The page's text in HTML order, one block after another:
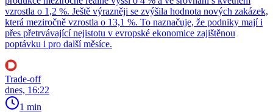
vzrostla o 1,2 %. Ještě výrazněji se zvýšila hodnota nových zakázek,
která meziročně vzrostla o 13,1 %. To naznačuje, že podniky mají i
přes přetrvávající nejistotu v evropské ekonomice zajištěnou
poptávku i pro další měsíce.
Trade-off
dnes, 16:22
1 min